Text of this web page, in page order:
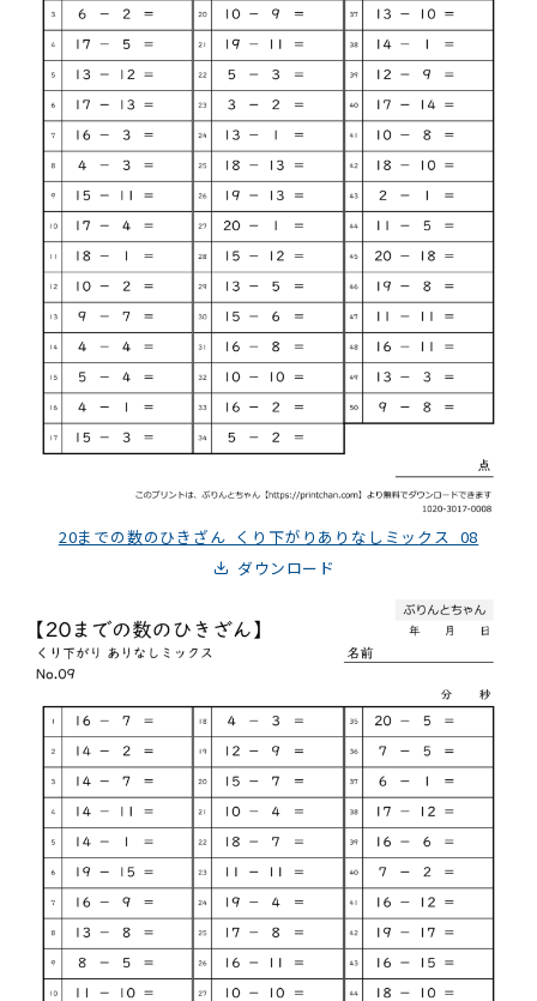
20までの数のひきざん_くり下がりありなしミックス_08
ダウンロード